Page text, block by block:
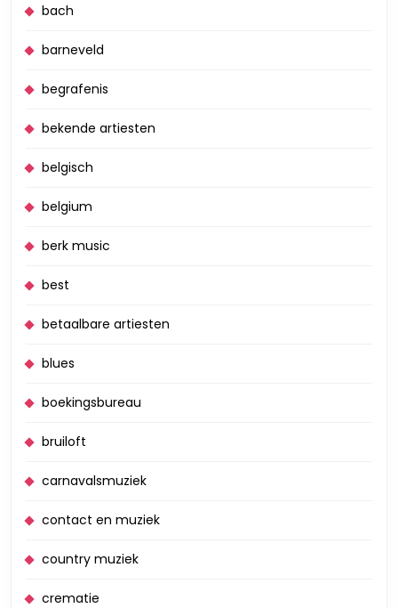
bach
barneveld
begrafenis
bekende artiesten
belgisch
belgium
berk music
best
betaalbare artiesten
blues
boekingsbureau
bruiloft
carnavalsmuziek
contact en muziek
country muziek
crematie